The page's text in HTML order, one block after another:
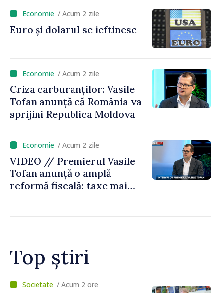
funcționează economia:
premierul Vasile Tofan, în
vizită la AGE
/ Acum 2 zile
Euro și dolarul se ieftinesc
/ Acum 2 zile
Criza carburanților: Vasile
Tofan anunță că România va
sprijini Republica Moldova
/ Acum 2 zile
VIDEO // Premierul Vasile
Tofan anunță o amplă
reformă fiscală: taxe mai
Top știri
/ Acum 1 oră